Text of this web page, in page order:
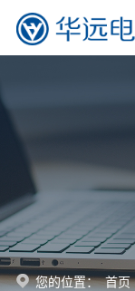
您的位置： 首页